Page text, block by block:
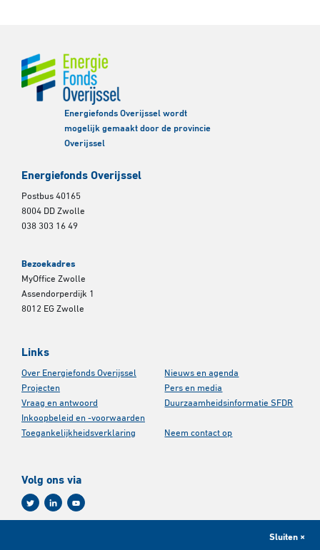
Energiefonds Overijssel wordt
mogelijk gemaakt door de provincie
Overijssel
Energiefonds Overijssel
Postbus 40165
8004 DD Zwolle
038 303 16 49
Bezoekadres
MyOffice Zwolle
Assendorperdijk 1
8012 EG Zwolle
Links
Over Energiefonds Overijssel
Nieuws en agenda
Projecten
Pers en media
Vraag en antwoord
Duurzaamheidsinformatie SFDR
Inkoopbeleid en -voorwaarden
Toegankelijkheidsverklaring
Neem contact op
Volg ons via
Sluiten ×